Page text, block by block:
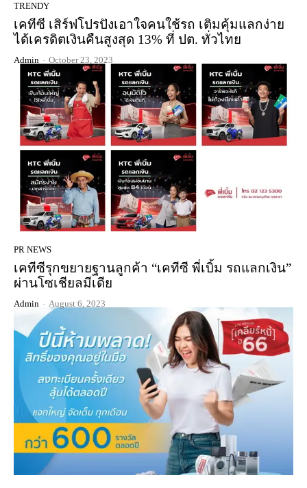
TRENDY
เคทีซี เสิร์ฟโปรปังเอาใจคนใช้รถ เติมคุ้มแลกง่าย
ได้เครดิตเงินคืนสูงสุด 13% ที่ ปต. ทั่วไทย
Admin - October 23, 2023
PR NEWS
เคทีซีรุกขยายฐานลูกค้า “เคทีซี พี่เบิ้ม รถแลกเงิน”
ผ่านโซเชียลมีเดีย
Admin - August 6, 2023